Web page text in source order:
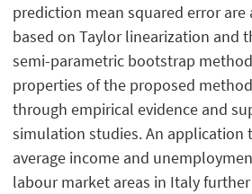
prediction mean squared error
based on Taylor linearization and
semi-parametric bootstrap
properties of the proposed
through empirical evidence and
simulation studies. An application
average income and
labour market areas in Italy